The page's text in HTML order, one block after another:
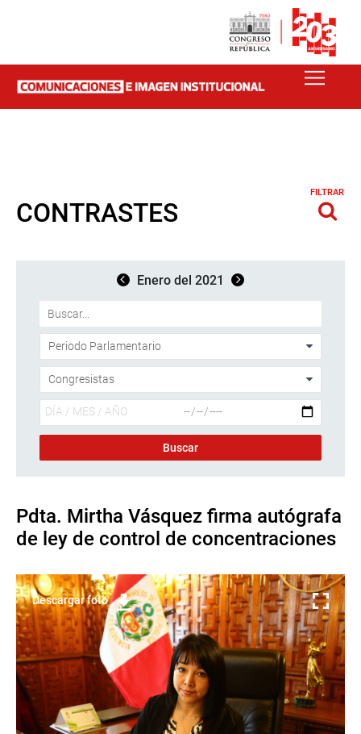
CONTRASTES
FILTRAR
Enero del 2021
Pdta. Mirtha Vásquez firma autógrafa
de ley de control de concentraciones
Descargar foto